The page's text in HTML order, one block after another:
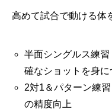
高めて試合で動ける体
半面シングルス練
確なショットを身に
2対1＆パターン練
の精度向上